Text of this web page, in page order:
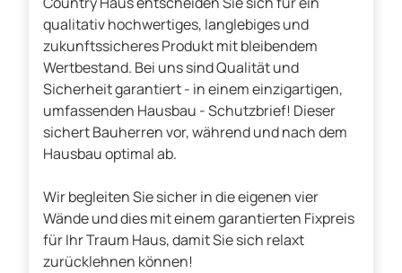
qualitativ hochwertiges, langlebiges und
zukunftssicheres Produkt mit bleibendem
Wertbestand. Bei uns sind Qualität und
Sicherheit garantiert - in einem einzigartigen,
umfassenden Hausbau - Schutzbrief! Dieser
sichert Bauherren vor, während und nach dem
Hausbau optimal ab.
Wir begleiten Sie sicher in die eigenen vier
Wände und dies mit einem garantierten Fixpreis
für Ihr Traum Haus, damit Sie sich relaxt
zurücklehnen können!